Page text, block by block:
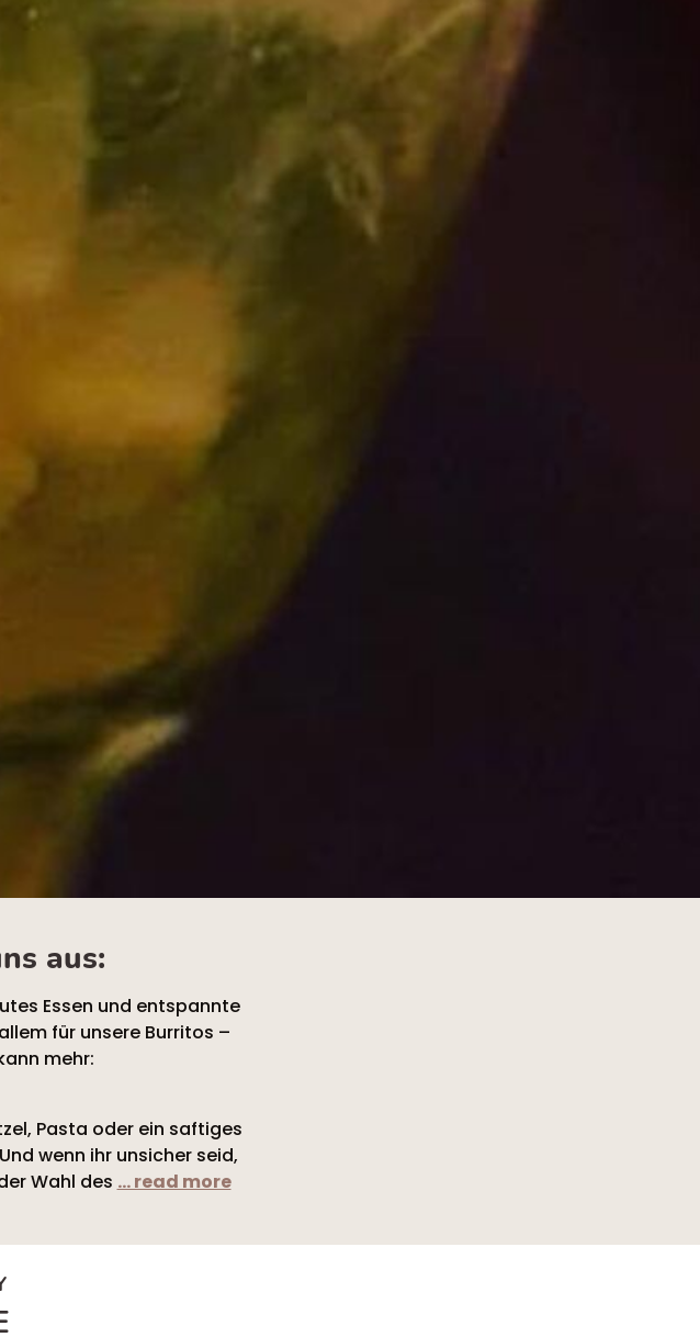
aus:
Essen und entspannte
für unsere Burritos –
mehr:
Pasta oder ein saftiges
wenn ihr unsicher seid,
Wahl des ... read more